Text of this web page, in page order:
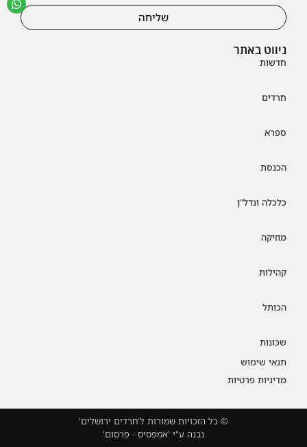
ניווט באתר
חדשות
חרדים
ספרא
הכנסת
כלכלה ונדל"ן
מוזיקה
קהילות
הכותל
שכונות
תנאי שימוש
מדיניות פרטיות
שליחה
© כל הזכויות שמורות ל'חרדים ירושלים'
נבנה ע"י 'אמפסיס - פרסום'